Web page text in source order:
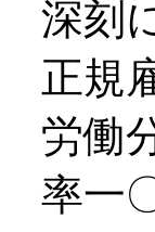
深刻
正規
労働
率一